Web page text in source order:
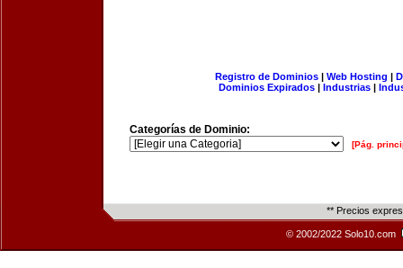
Registro de Dominios| Web Hosting |
Dominios Expirados | Industrias |
Categorías de Dominio:
[Pág.
** Precios
© 2002/2022 Solo10.com